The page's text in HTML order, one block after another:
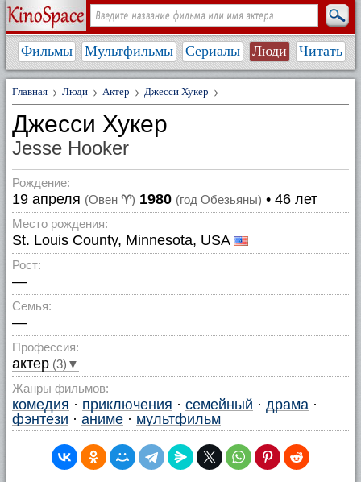
Фильмы Мультфильмы Сериалы Люди Читать
Главная Люди Актер Джесси Хукер
Джесси Хукер
Jesse Hooker
Рождение:
19 апреля (Овен ♈) 1980 (год Обезьяны) • 46 лет
Место рождения:
St. Louis County, Minnesota, USA
Рост:
—
Семья:
—
Профессия:
актер (3)▼
Жанры фильмов:
комедия · приключения · семейный · драма ·
фэнтези · аниме · мультфильм